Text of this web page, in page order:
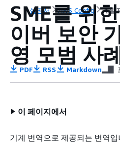
설명서 AWS Config 개발
SME를 위
이버 보안
영 모범 사
PDF RSS Markdown
이 페이지에서
기계 번역으로 제공되는 번역